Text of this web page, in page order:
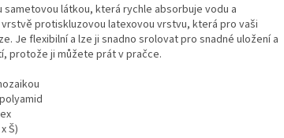
látkou, která rychle absorbuje vodu a
protiskluzovou latexovou vrstvu, která pro vaši
Je flexibilní a lze ji snadno srolovat pro snadné uložení a
protože ji můžete prát v pračce.
Š)